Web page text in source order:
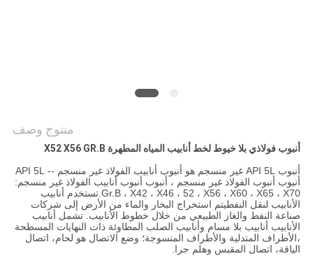
منتوج وصف
أنبوب فولاذي بلا خيوط لخط أنابيب المياه المطهرة X52 X56 GR.B
أنبوب API 5L غير منسجم هو أنبوب أنابيب الفولاذ غير منسجم -- API 5L
أنبوب أنبوب الفولاذ غير منسجم ، أنبوب أنبوب أنابيب الفولاذ غير منسجم:
Gr.B ، X42 ، X46 ، 52 ، X56 ، X60 ، X65 ، X70.تستخدم أنابيب
الأنابيب لنقل النفطيتم استخراج البخار والماء من الأرض إلى شركات
صناعة النفط والغاز الطبيعي من خلال خطوط الأنابيب. تشمل أنابيب
الأنابيب أنابيب بلا مسام وأنابيب الصلب المطاوئة ذات النهايات المسطحة
،الأطراف المتدلية والأطراف المنسوجة؛ وضع الاتصال هو لحام، اتصال
الياقة، اتصال المقبس وهلم جرا.